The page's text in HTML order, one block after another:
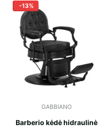
-13%
GABBIANO
Barberio kėdė hidraulinė